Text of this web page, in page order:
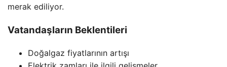
merak ediliyor.
Vatandaşların Beklentileri
Doğalgaz fiyatlarının artışı